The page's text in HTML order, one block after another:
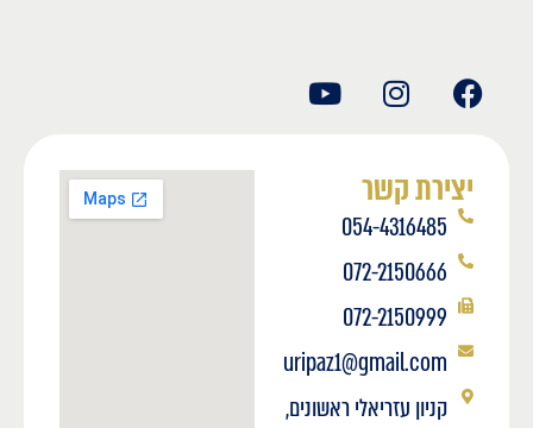
יצירת קשר
054-4316485
072-2150666
072-2150999
uripaz1@gmail.com
קניון עזריאלי ראשונים,